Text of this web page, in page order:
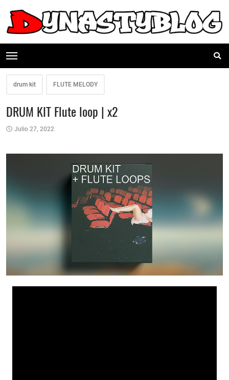
drum kit FLUTE MELODY
DRUM KIT Flute loop | x2
Julio 27, 2022